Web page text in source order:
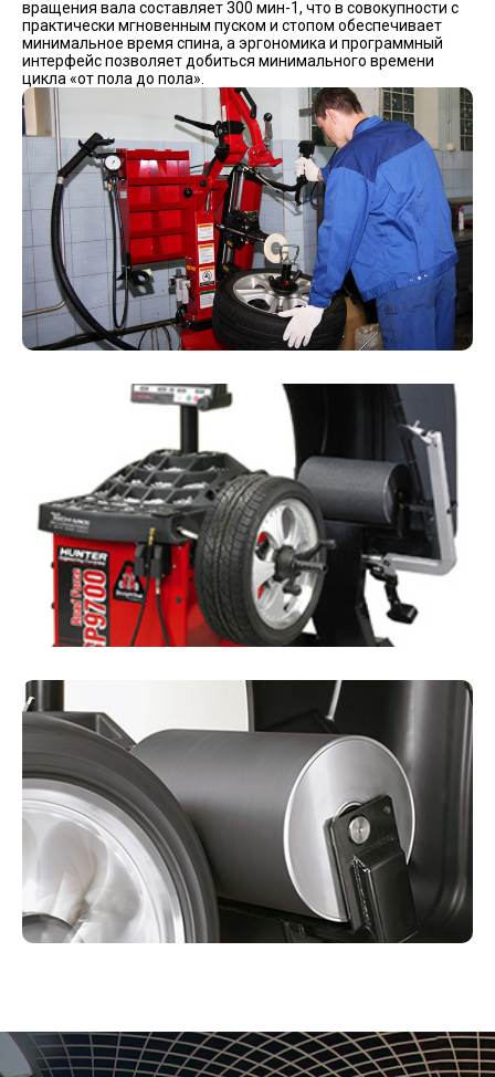
вращения вала составляет 300 мин-1, что в совокупности с
практически мгновенным пуском и стопом обеспечивает
минимальное время спина, а эргономика и программный
интерфейс позволяет добиться минимального времени
цикла «от пола до пола».